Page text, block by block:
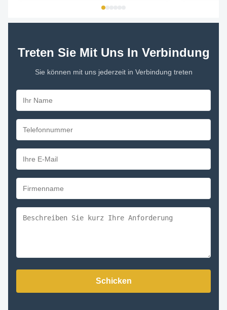
Treten Sie Mit Uns In Verbindung
Sie können mit uns jederzeit in Verbindung treten
Schicken